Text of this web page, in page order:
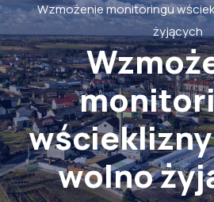
Wzmożenie monitoringu
żyjących
wolno